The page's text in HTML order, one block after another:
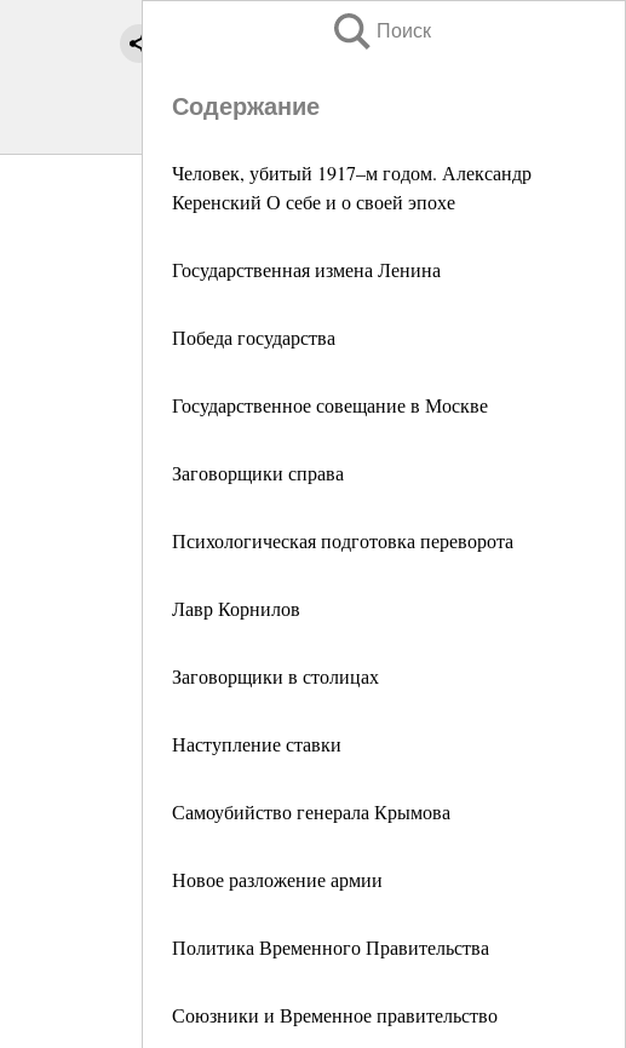
Поиск
Содержание
Человек, убитый 1917–м годом. Александр
Керенский О себе и о своей эпохе
Государственная измена Ленина
Победа государства
Государственное совещание в Москве
Заговорщики справа
Психологическая подготовка переворота
Лавр Корнилов
Заговорщики в столицах
Наступление ставки
Самоубийство генерала Крымова
Новое разложение армии
Политика Временного Правительства
Союзники и Временное правительство